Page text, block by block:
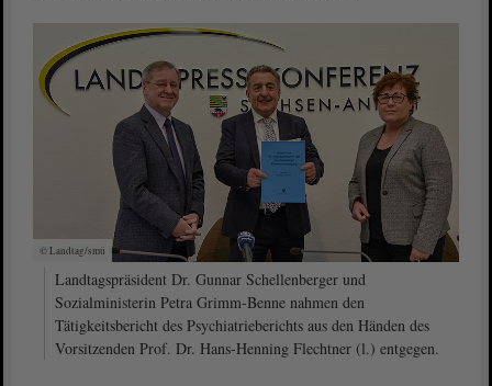
© Landtag/smü
Landtagspräsident Dr. Gunnar Schellenberger und
Sozialministerin Petra Grimm-Benne nahmen den
Tätigkeitsbericht des Psychiatrieberichts aus den Händen des
Vorsitzenden Prof. Dr. Hans-Henning Flechtner (l.) entgegen.